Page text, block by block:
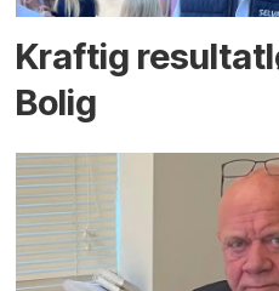
Kraftig
Bolig